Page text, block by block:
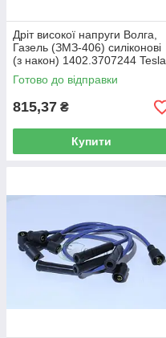
Дріт високої напруги Волга,
Газель (ЗМЗ-406) силіконові
(з након) 1402.3707244 Tesla
Готово до відправки
815,37 ₴
Купити